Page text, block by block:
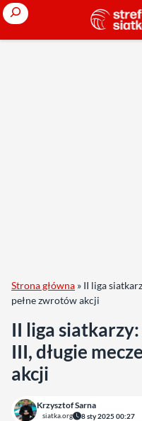
Search
Strona główna » II liga
pełne zwrotów akcji
II liga
III, długie
akcji
Krzysztof Sarna
siatka.org 8 sty 2025 00:27